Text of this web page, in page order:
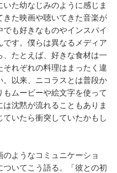
いた幼なじみのように感じま
きた映画や聴いてきた音楽が
も好きなものやインスパイ
す。僕らは異なるメディア
たとえば、好きな食材は一
れぞれの料理はまったく違
。以来、ニコラスとは普段か
ムービーや絵文字を使って
沈黙が流れることもありま
いたら衝突していたかもし
ようなコミュニケーショ
いてこう語る。「彼との初